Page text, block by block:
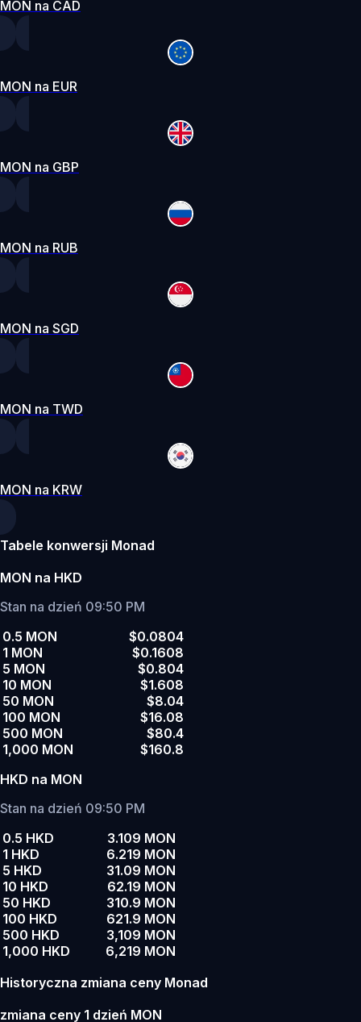
MON na CAD
MON na EUR
MON na GBP
MON na RUB
MON na SGD
MON na TWD
MON na KRW
Tabele konwersji Monad
MON na HKD
Stan na dzień 09:50 PM
0.5 MON
$0.0804
1 MON
$0.1608
5 MON
$0.804
10 MON
$1.608
50 MON
$8.04
100 MON
$16.08
500 MON
$80.4
1,000 MON
$160.8
HKD na MON
Stan na dzień 09:50 PM
0.5 HKD
3.109 MON
1 HKD
6.219 MON
5 HKD
31.09 MON
10 HKD
62.19 MON
50 HKD
310.9 MON
100 HKD
621.9 MON
500 HKD
3,109 MON
1,000 HKD
6,219 MON
Historyczna zmiana ceny Monad
zmiana ceny 1 dzień MON